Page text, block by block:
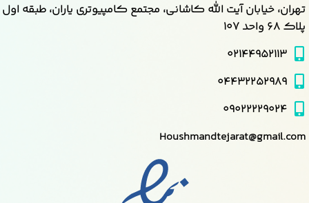
تهران، خیابان آیت الله کاشانی، مجتمع کامپیوتری یاران، طبقه اول
پلاک ۶۸ واحد ۱۰۷
۰۲۱۴۴۹۵۲۱۱۳
۰۴۴۳۲۲۵۲۹۸۹
۰۹۰۲۲۲۲۹۰۲۴
Houshmandtejarat@gmail.com